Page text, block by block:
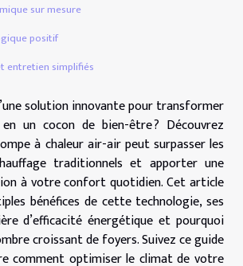
sur mesure
positif
entretien simplifiés
solution innovante pour transformer
un cocon de bien-être ? Découvrez
à chaleur air-air peut surpasser les
traditionnels et apporter une
à votre confort quotidien. Cet article
bénéfices de cette technologie, ses
d’efficacité énergétique et pourquoi
croissant de foyers. Suivez ce guide
comment optimiser le climat de votre